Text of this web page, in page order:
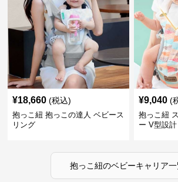
¥18,660 (税込)
抱っこ紐 抱っこの達人 ベビース
リング
¥9,040 (
抱っこ紐
ー V型設計
抱っこ紐のベビーキャリア